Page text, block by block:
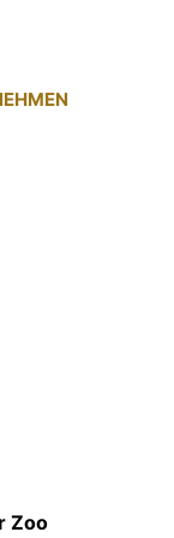
Zoo